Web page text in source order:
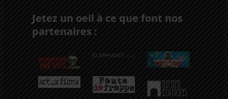
Jetez un oeil à ce que font nos
partenaires :